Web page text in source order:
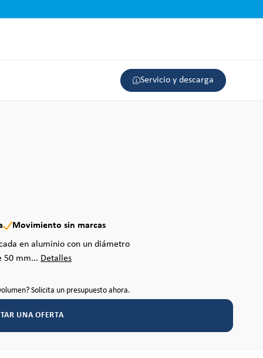
Servicio y descarga
Movimiento sin marcas
en aluminio con un diámetro
50 mm... Detalles
Solicita un presupuesto ahora.
UNA OFERTA